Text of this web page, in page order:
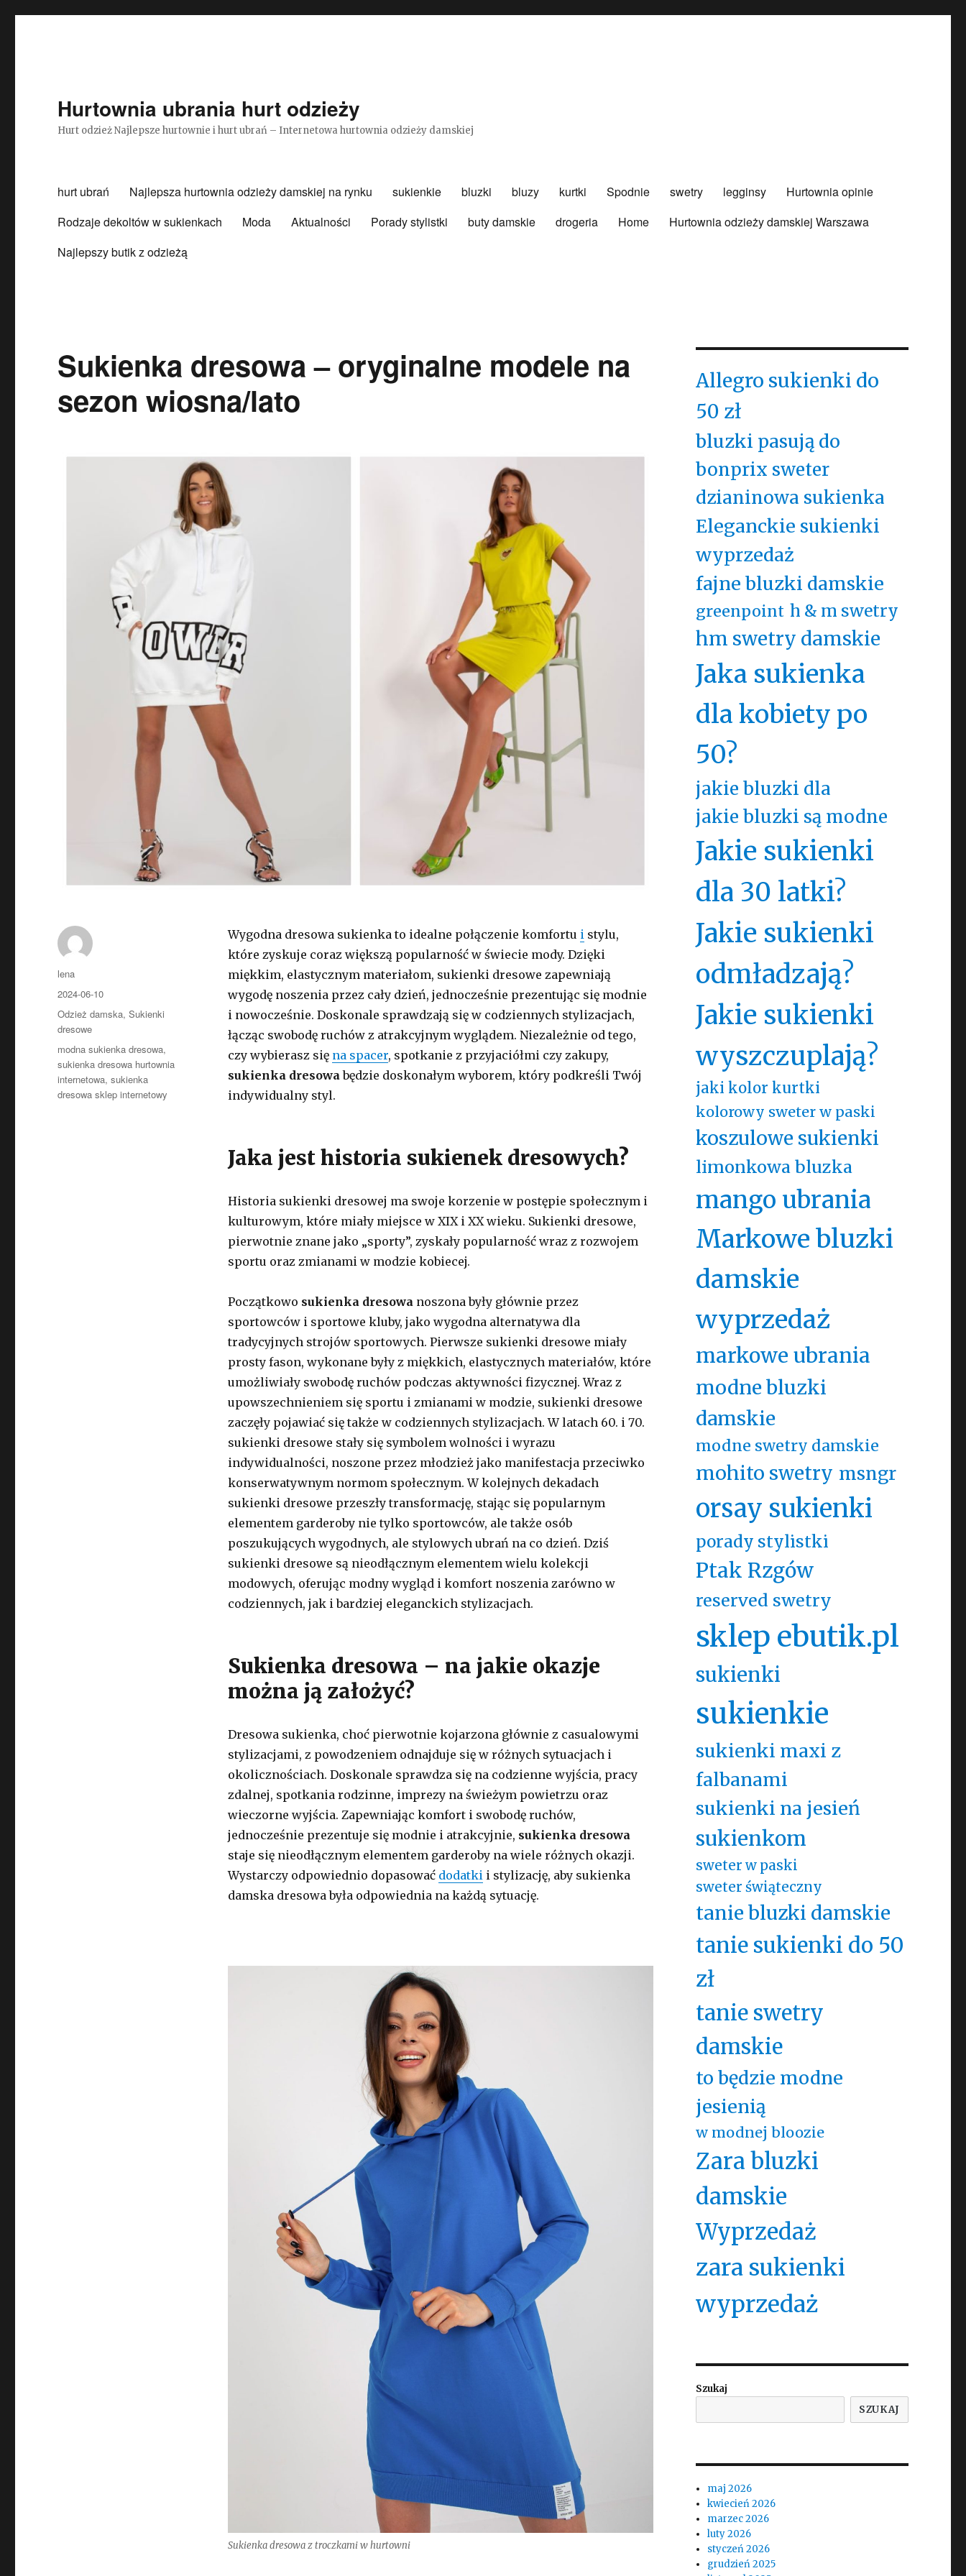
Hurtownia ubrania hurt odzieży
Hurt odzież Najlepsze hurtownie i hurt ubrań – Internetowa hurtownia odzieży damskiej
hurt ubrań Najlepsza hurtownia odzieży damskiej na rynku sukienkie bluzki bluzy kurtki Spodnie swetry legginsy
Hurtownia opinie
Rodzaje dekoltów w sukienkach
Moda Aktualności Porady stylistki buty damskie drogeria Home
Hurtownia odzieży damskiej Warszawa
Najlepszy butik z odzieżą
Sukienka dresowa – oryginalne modele na
sezon wiosna/lato
Wygodna dresowa sukienka to idealne połączenie komfortu istylu,
które zyskuje coraz większą popularność w świecie mody. Dzięki
miękkim, elastycznym materiałom, sukienki dresowe zapewniają
wygodę noszenia przez cały dzień, jednocześnie prezentując się modnie
i nowocześnie. Doskonale sprawdzają się w codziennych stylizacjach,
łącząc swobodę ruchów z atrakcyjnym wyglądem. Niezależnie od tego,
czy wybierasz się na spacer, spotkanie z przyjaciółmi czy zakupy,
sukienka dresowabędzie doskonałym wyborem, który podkreśli Twój
indywidualny styl.
Jaka jest historia sukienek dresowych?
Historia sukienki dresowej ma swoje korzenie w postępie społecznym i
kulturowym, które miały miejsce w XIX i XX wieku. Sukienki dresowe,
pierwotnie znane jako „sporty”, zyskały popularność wraz z rozwojem
sportu oraz zmianami w modzie kobiecej.
Początkowo sukienka dresowanoszona były głównie przez
sportowców i sportowe kluby, jako wygodna alternatywa dla
tradycyjnych strojów sportowych. Pierwsze sukienki dresowe miały
prosty fason, wykonane były z miękkich, elastycznych materiałów, które
umożliwiały swobodę ruchów podczas aktywności fizycznej. Wraz z
upowszechnieniem się sportu i zmianami w modzie, sukienki dresowe
zaczęły pojawiać się także w codziennych stylizacjach. W latach 60. i 70.
sukienki dresowe stały się symbolem wolności i wyrazu
indywidualności, noszone przez młodzież jako manifestacja przeciwko
konserwatywnym normom społecznym. W kolejnych dekadach
sukienki dresowe przeszły transformację, stając się popularnym
elementem garderoby nie tylko sportowców, ale także osób
poszukujących wygodnych, ale stylowych ubrań na co dzień. Dziś
sukienki dresowe są nieodłącznym elementem wielu kolekcji
modowych, oferując modny wygląd i komfort noszenia zarówno w
codziennych, jak i bardziej eleganckich stylizacjach.
Sukienka dresowa – na jakie okazje
można ją założyć?
Dresowa sukienka, choć pierwotnie kojarzona głównie z casualowymi
stylizacjami, z powodzeniem odnajduje się w różnych sytuacjach i
okolicznościach. Doskonale sprawdza się na codzienne wyjścia, pracy
zdalnej, spotkania rodzinne, imprezy na świeżym powietrzu oraz
wieczorne wyjścia. Zapewniając komfort i swobodę ruchów,
jednocześnie prezentuje się modnie i atrakcyjnie, sukienka dresowa
staje się nieodłącznym elementem garderoby na wiele różnych okazji.
Wystarczy odpowiednio dopasować dodatkii stylizację, aby sukienka
damska dresowa była odpowiednia na każdą sytuację.
Sukienka dresowa z troczkami w hurtowni
Autor
lena
Opublikowano
2024-06-10
Kategorie
Odzież damska,Sukienki
dresowe
Tagi
modna sukienka dresowa,
sukienka dresowa hurtownia
internetowa,sukienka
dresowa sklep internetowy
Allegro sukienki do
50 zł
bluzki pasują do
bonprix sweter
dzianinowa sukienka
Eleganckie sukienki
wyprzedaż
fajne bluzki damskie
greenpoint h & m swetry
hm swetry damskie
Jaka sukienka
dla kobiety po
50?
jakie bluzki dla
jakie bluzki są modne
Jakie sukienki
dla 30 latki?
Jakie sukienki
odmładzają?
Jakie sukienki
wyszczuplają?
jaki kolor kurtki
kolorowy sweter w paski
koszulowe sukienki
limonkowa bluzka
mango ubrania
Markowe bluzki
damskie
wyprzedaż
markowe ubrania
modne bluzki
damskie
modne swetry damskie
mohito swetry msngr
orsay sukienki
porady stylistki
Ptak Rzgów
reserved swetry
sklep ebutik.pl
sukienki
sukienkie
sukienki maxi z
falbanami
sukienki na jesień
sukienkom
sweter w paski
sweter świąteczny
tanie bluzki damskie
tanie sukienki do 50
zł
tanie swetry
damskie
to będzie modne
jesienią
w modnej bloozie
Zara bluzki
damskie
Wyprzedaż
zara sukienki
wyprzedaż
Szukaj
SZUKAJ
maj 2026
kwiecień 2026
marzec 2026
luty 2026
styczeń 2026
grudzień 2025